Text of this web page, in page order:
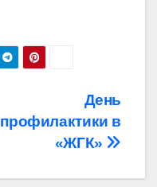
День
профилактики в
«ЖГК»